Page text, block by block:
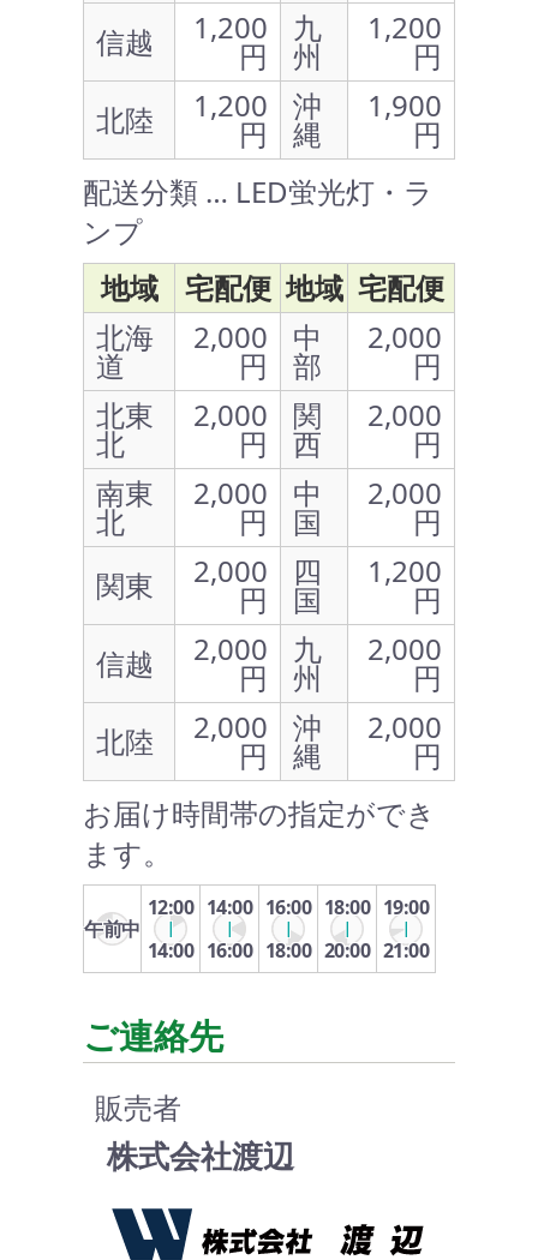
信越
1,200
円
九
州
1,200
円
北陸
1,200
円
沖
縄
1,900
円
配送分類 … LED蛍光灯・ラ
ンプ
地域
宅配便 地域 宅配便
北海
道
2,000
円
中
部
2,000
円
北東
北
2,000
円
関
西
2,000
円
南東
北
2,000
円
中
国
2,000
円
関東
2,000
円
四
国
1,200
円
信越
2,000
円
九
州
2,000
円
北陸
2,000
円
沖
縄
2,000
円
お届け時間帯の指定ができ
ます。
午前中
12:00
14:00
14:00
16:00
16:00
18:00
18:00
20:00
19:00
21:00
ご連絡先
販売者
株式会社渡辺